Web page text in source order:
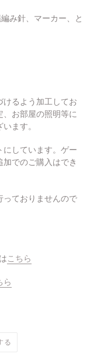
み針、マーカー、と
けるよう加工してお
、お部屋の照明等に
ます。
にしています。ゲー
でのご購入はでき
っておりませんので
こちら
ら
る